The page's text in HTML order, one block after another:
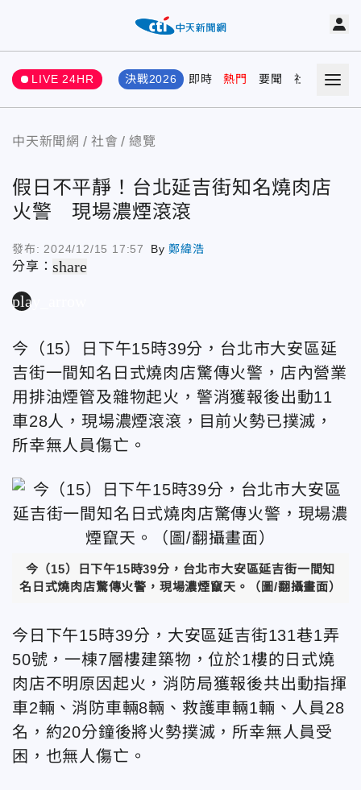
LIVE 24HR 決戰2026 即時 熱門 要聞 社會 娛樂
中天新聞網 社會 總覽
假日不平靜！台北延吉街知名燒肉店
火警 現場濃煙滾滾
發布: 2024/12/15 17:57 By鄭緯浩
分享：share
play_arrow
今（15）日下午15時39分，台北市大安區延
吉街一間知名日式燒肉店驚傳火警，店內營業
用排油煙管及雜物起火，警消獲報後出動11
車28人，現場濃煙滾滾，目前火勢已撲滅，
所幸無人員傷亡。
今（15）日下午15時39分，台北市大安區延吉街一間知
名日式燒肉店驚傳火警，現場濃煙竄天。（圖/翻攝畫面）
今日下午15時39分，大安區延吉街131巷1弄
50號，一棟7層樓建築物，位於1樓的日式燒
肉店不明原因起火，消防局獲報後共出動指揮
車2輛、消防車輛8輛、救護車輛1輛、人員28
名，約20分鐘後將火勢撲滅，所幸無人員受
困，也無人傷亡。